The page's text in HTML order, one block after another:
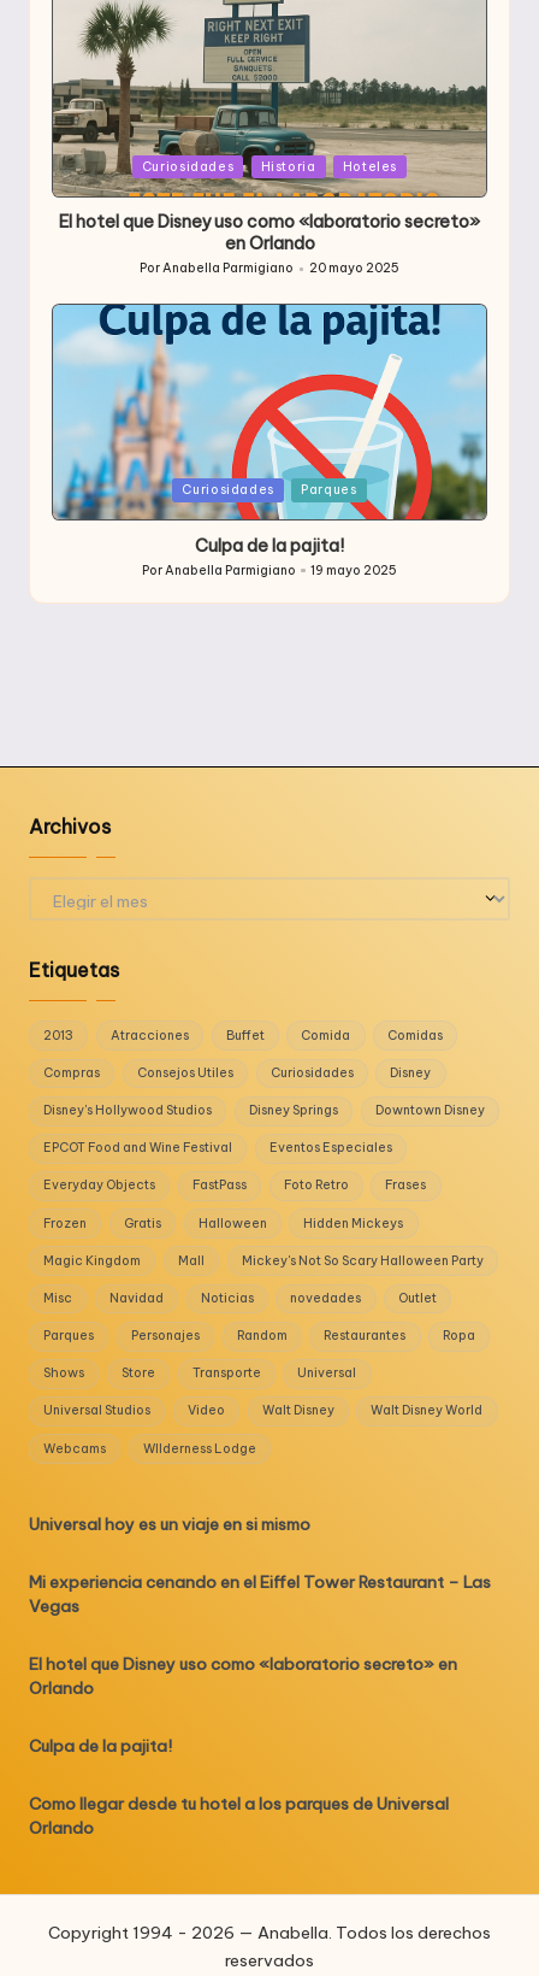
Publicada
en
Curiosidades Historia Hoteles
El hotel que Disney uso como «laboratorio secreto»
en Orlando
PorAnabella Parmigiano 20 mayo 2025
Publicada
en
Curiosidades Parques
Culpa de la pajita!
Publicado
por
PorAnabella Parmigiano 19 mayo 2025
Archivos
Etiquetas
2013 Atracciones Buffet Comida Comidas
Compras Consejos Utiles Curiosidades Disney
Disney's Hollywood Studios Disney Springs Downtown Disney
EPCOT Food and Wine Festival Eventos Especiales
Everyday Objects FastPass Foto Retro Frases
Frozen Gratis Halloween Hidden Mickeys
Magic Kingdom Mall Mickey's Not So Scary Halloween Party
Misc Navidad Noticias novedades Outlet
Parques Personajes Random Restaurantes Ropa
Shows Store Transporte Universal
Universal Studios Video Walt Disney Walt Disney World
Webcams WIlderness Lodge
Universal hoy es un viaje en si mismo
Mi experiencia cenando en el Eiffel Tower Restaurant – Las
Vegas
El hotel que Disney uso como «laboratorio secreto» en
Orlando
Culpa de la pajita!
Como llegar desde tu hotel a los parques de Universal
Orlando
Copyright 1994 - 2026 — Anabella. Todos los derechos
reservados